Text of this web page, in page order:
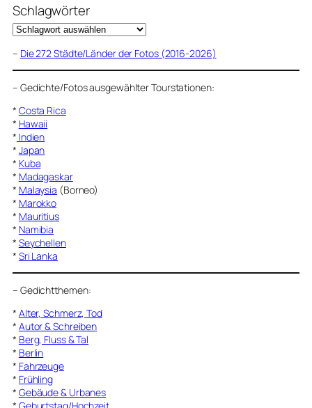
Schlagwörter
– Die 272 Städte/Länder der Fotos (2016-2026)
– Gedichte/Fotos ausgewählter Tourstationen:
* Costa Rica
* Hawaii
* Indien
* Japan
* Kuba
* Madagaskar
* Malaysia (Borneo)
* Marokko
* Mauritius
* Namibia
* Seychellen
* Sri Lanka
– Gedichtthemen:
* Alter, Schmerz, Tod
* Autor & Schreiben
* Berg, Fluss & Tal
* Berlin
* Fahrzeuge
* Frühling
* Gebäude & Urbanes